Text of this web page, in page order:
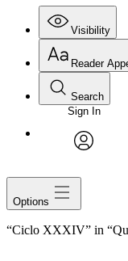
Visibility
Reader
Search
Sign In
Options
“Ciclo XXXIV” in